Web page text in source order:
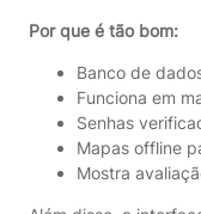
Por que é tão bom:
Banco de
Funciona em
Senhas
Mapas offline
Mostra